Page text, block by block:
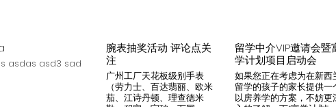
asdas asd3 sad
腕表抽奖活动 评论点关
注
广州工厂天花板级别手表
（劳力士、百达翡丽、欧米
茄、江诗丹顿、理查德米
留学中介VIP邀请会暨
学计划项目启动会
如果您正在考虑为在新西
留学的孩子的家长提供一
以房养学的方案，不妨更